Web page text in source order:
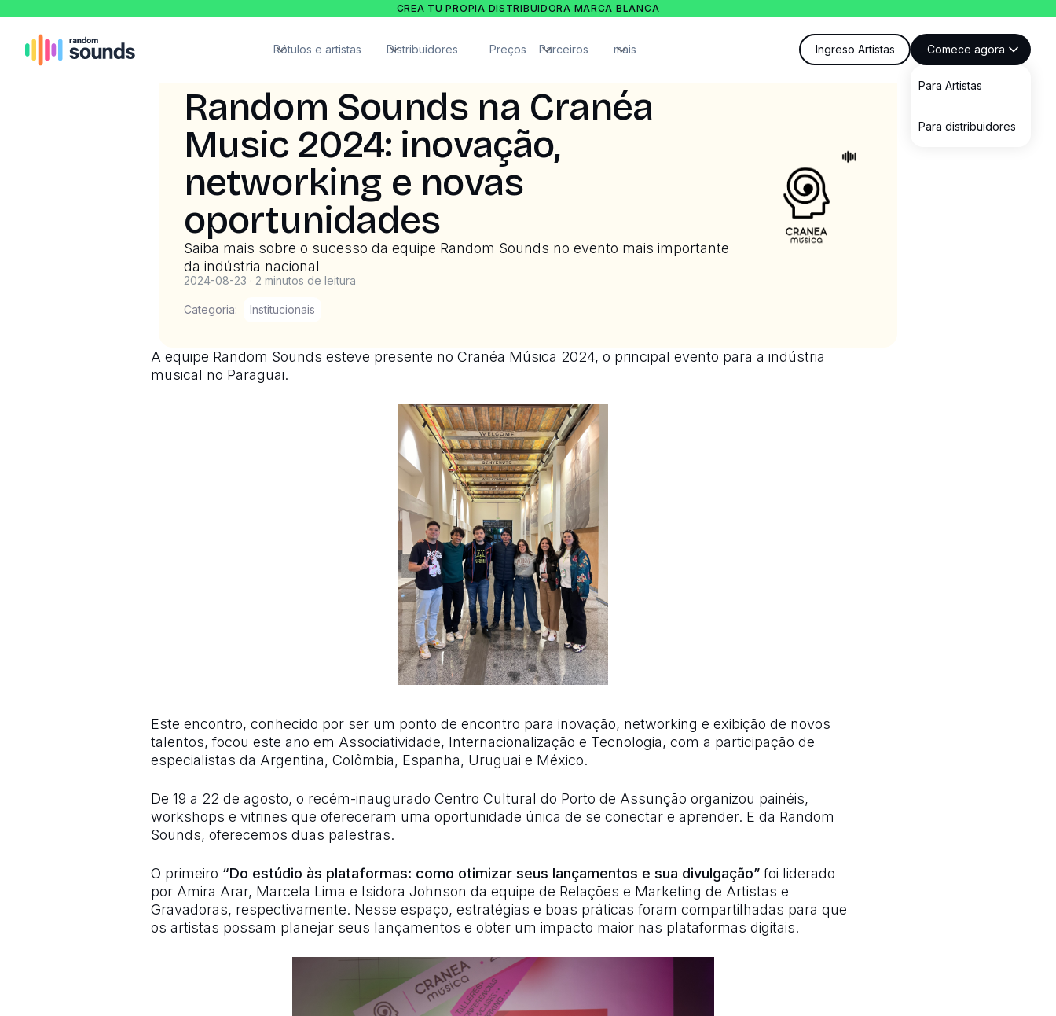
CREA TU PROPIA DISTRIBUIDORA MARCA BLANCA
Rótulos e artistas Distribuidores Preços Parceiros mais Ingreso Artistas Comece agora
Para Artistas
Para distribuidores
Random Sounds na Cranéa
Music 2024: inovação,
networking e novas
oportunidades
Saiba mais sobre o sucesso da equipe Random Sounds no evento mais importante
da indústria nacional
2024-08-23 · 2 minutos de leitura
Categoria: Institucionais
A equipe Random Sounds esteve presente no Cranéa Música 2024, o principal evento para a indústria
musical no Paraguai.
Este encontro, conhecido por ser um ponto de encontro para inovação, networking e exibição de novos
talentos, focou este ano em Associatividade, Internacionalização e Tecnologia, com a participação de
especialistas da Argentina, Colômbia, Espanha, Uruguai e México.
De 19 a 22 de agosto, o recém-inaugurado Centro Cultural do Porto de Assunção organizou painéis,
workshops e vitrines que ofereceram uma oportunidade única de se conectar e aprender. E da Random
Sounds, oferecemos duas palestras.
O primeiro “Do estúdio às plataformas: como otimizar seus lançamentos e sua divulgação”foi liderado
por Amira Arar, Marcela Lima e Isidora Johnson da equipe de Relações e Marketing de Artistas e
Gravadoras, respectivamente. Nesse espaço, estratégias e boas práticas foram compartilhadas para que
os artistas possam planejar seus lançamentos e obter um impacto maior nas plataformas digitais.